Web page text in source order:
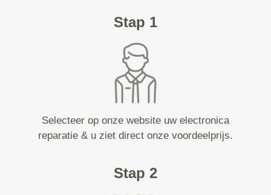
Stap 1
Selecteer op onze website uw electronica
reparatie & u ziet direct onze voordeelprijs.
Stap 2